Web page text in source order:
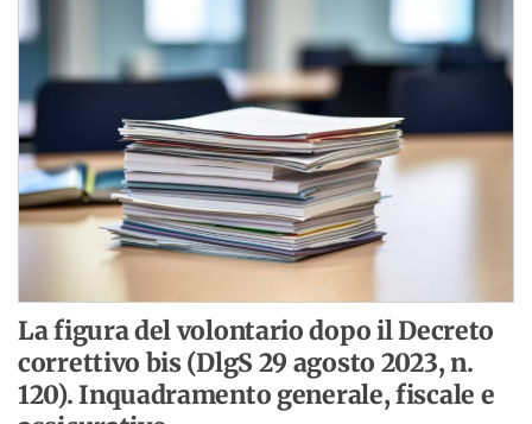
La figura del volontario dopo il Decreto
correttivo bis (DlgS 29 agosto 2023, n.
120). Inquadramento generale, fiscale e